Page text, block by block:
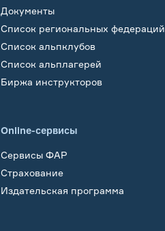
Документы
Список региональных федераций
Список альпклубов
Список альплагерей
Биржа инструкторов
Online-сервисы
Сервисы ФАР
Страхование
Издательская программа